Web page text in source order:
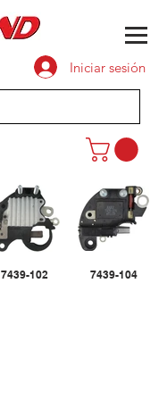
Iniciar sesión
7439-102 7439-104